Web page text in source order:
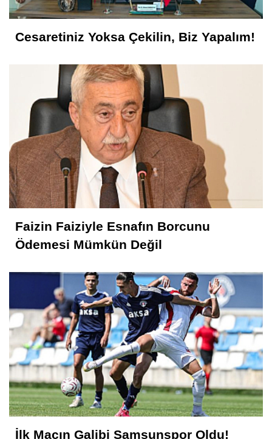
Yolun Raconu!...
Kavranoğlu
Kirli Şehir ve Caddeler!...
İsmet AKTAŞ
Vekil Mi? Asıl Mı?
Recep ÖZYURT
TEMAD ve YAŞAM
Nedim Saral
Başkanın Ayak Sesleri!...
Ali Kayıkçı
"Allah'ın Hakkı 3/Üç'tür!.."
Cesaretiniz Yoksa Çekilin, Biz Yapalım!
Faizin Faiziyle Esnafın Borcunu
Ödemesi Mümkün Değil
İlk Maçın Galibi Samsunspor Oldu!